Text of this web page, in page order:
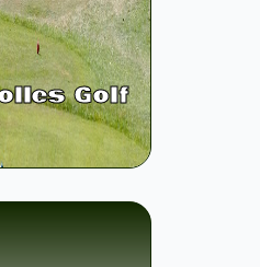
Golf